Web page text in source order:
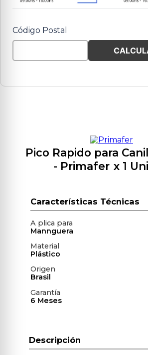
Código Postal
Pico Rapido para
- Primafer x 1
A plica para
Mannguera
Material
Plástico
Origen
Brasil
Garantía
6 Meses
Descripción